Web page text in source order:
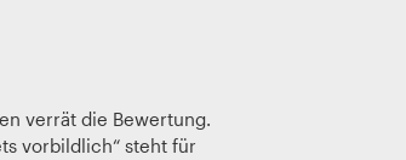
verrät die Bewertung.
vorbildlich“ steht für